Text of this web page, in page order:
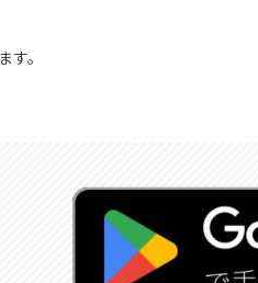
。